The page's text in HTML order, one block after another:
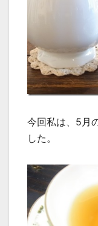
今回私は、5月
した。